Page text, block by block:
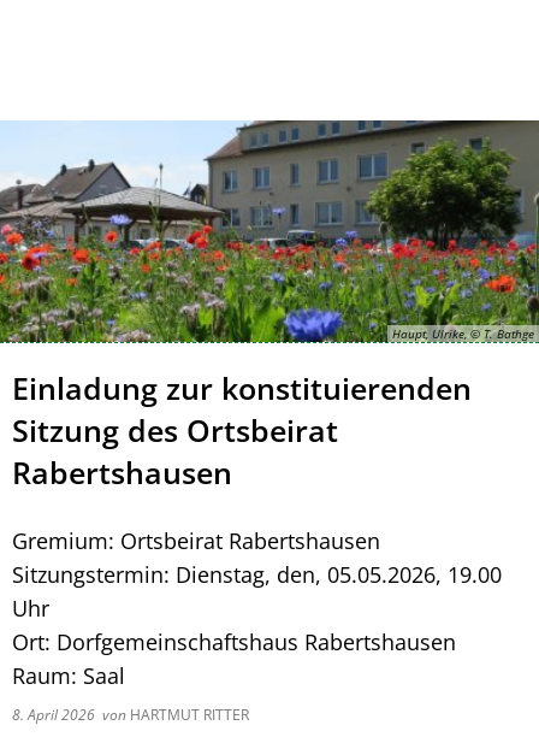
Haupt, Ulrike, © T. Bathge
Einladung zur konstituierenden
Sitzung des Ortsbeirat
Rabertshausen
Gremium: Ortsbeirat Rabertshausen
Sitzungstermin: Dienstag, den, 05.05.2026, 19.00
Uhr
Ort: Dorfgemeinschaftshaus Rabertshausen
Raum: Saal
8. April 2026 von HARTMUT RITTER